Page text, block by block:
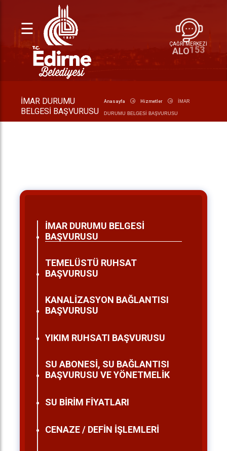
☰
ÇAĞRI MERKEZİ
ALO153
İMAR DURUMU
BELGESİ BAŞVURUSU
Anasayfa Hizmetler İMAR
DURUMU BELGESİ BAŞVURUSU
İMAR DURUMU BELGESİ
BAŞVURUSU
TEMELÜSTÜ RUHSAT
BAŞVURUSU
KANALİZASYON BAĞLANTISI
BAŞVURUSU
YIKIM RUHSATI BAŞVURUSU
SU ABONESİ, SU BAĞLANTISI
BAŞVURUSU VE YÖNETMELİK
SU BİRİM FİYATLARI
CENAZE / DEFİN İŞLEMLERİ